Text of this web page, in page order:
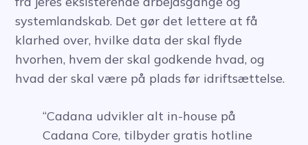
systemlandskab. Det gør det lettere at få
klarhed over, hvilke data der skal flyde
hvorhen, hvem der skal godkende hvad, og
hvad der skal være på plads før idriftsættelse.
“Cadana udvikler alt in-house på
Cadana Core, tilbyder gratis hotline